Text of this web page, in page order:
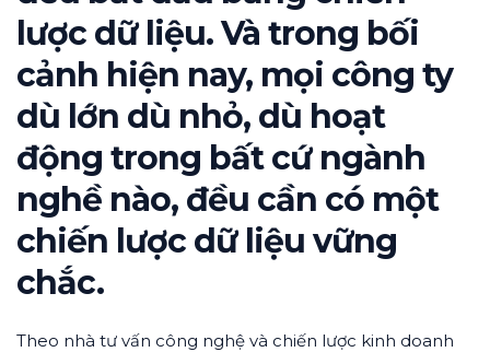
lược dữ liệu. Và trong bối
cảnh hiện nay, mọi công ty
dù lớn dù nhỏ, dù hoạt
động trong bất cứ ngành
nghề nào, đều cần có một
chiến lược dữ liệu vững
chắc.
Theo nhà tư vấn công nghệ và chiến lược kinh doanh